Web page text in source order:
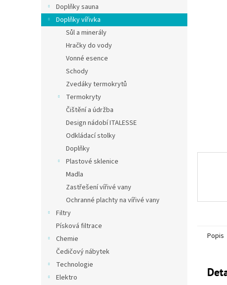
Doplňky sauna
Doplňky vířivka
Sůl a minerály
Hračky do vody
Vonné esence
Schody
Zvedáky termokrytů
Termokryty
Čištění a údržba
Design nádobí ITALESSE
Odkládací stolky
Doplňky
Plastové sklenice
Madla
Zastřešení vířivé vany
Ochranné plachty na vířivé vany
Filtry
Písková filtrace
Chemie
Čedičový nábytek
Technologie
Elektro
Popis